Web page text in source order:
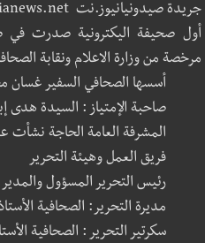
جريدة صيدونيانيوز.نت www.sidonianews.net
مرخصة من وزارة الاعلام ونقابة
أسسها الصحافي السفير غسان
صاحبة الإمتياز : السيدة هدى
المشرفة العامة الحاجة نشأت
فريق العمل وهيئة التحرير
رئيس التحرير المسؤول
مديرة التحرير: الصحافية
سكرتير التحرير : الصحافية